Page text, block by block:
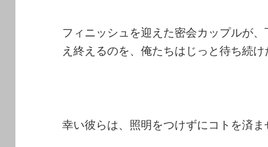
フィニッシュを迎えた密会カップルが
え終えるのを、俺たちはじっと待ち続け
幸い彼らは、照明をつけずにコトを済ま